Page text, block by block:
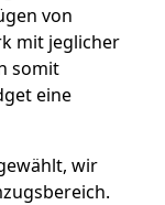
von
mit jeglicher
somit
eine
wir